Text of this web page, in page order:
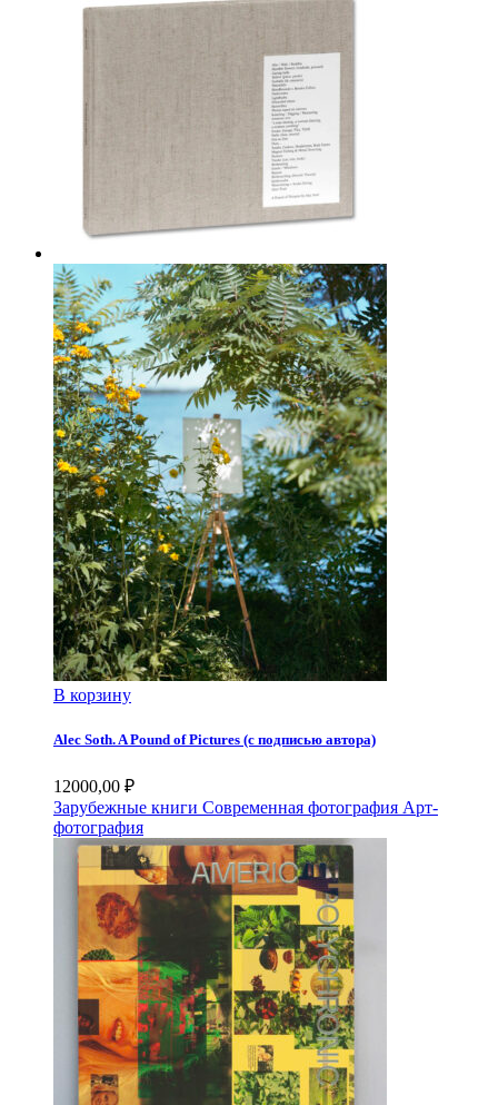
В корзину
Alec Soth. A Pound of Pictures (с подписью автора)
12000,00 ₽
Зарубежные книги Современная фотография Арт-
фотография